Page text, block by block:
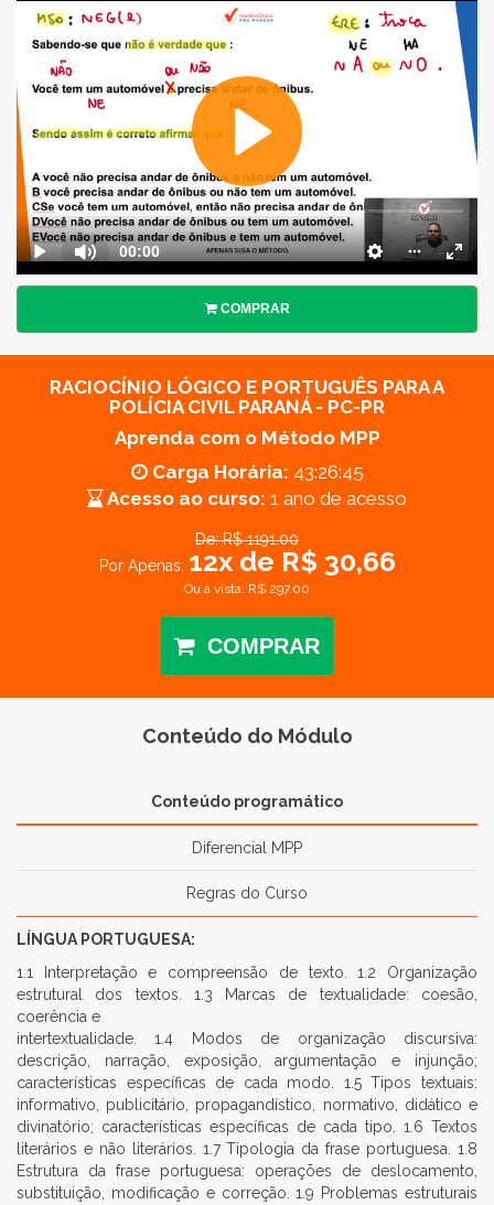
COMPRAR
RACIOCÍNIO LÓGICO E PORTUGUÊS PARA A
POLÍCIA CIVIL PARANÁ - PC-PR
Aprenda com o Método MPP
Carga Horária: 43:26:45
Acesso ao curso: 1 ano de acesso
De: R$ 1191.00
Por Apenas: 12x de R$ 30,66
Ou à vista: R$ 297.00
COMPRAR
Conteúdo do Módulo
Conteúdo programático
Diferencial MPP
Regras do Curso
LÍNGUA PORTUGUESA:
1.1 Interpretação e compreensão de texto. 1.2 Organização
estrutural dos textos. 1.3 Marcas de textualidade: coesão,
coerência e
intertextualidade. 1.4 Modos de organização discursiva:
descrição, narração, exposição, argumentação e injunção;
características específicas de cada modo. 1.5 Tipos textuais:
informativo, publicitário, propagandístico, normativo, didático e
divinatório; características específicas de cada tipo. 1.6 Textos
literários e não literários. 1.7 Tipologia da frase portuguesa. 1.8
Estrutura da frase portuguesa: operações de deslocamento,
substituição, modificação e correção. 1.9 Problemas estruturais